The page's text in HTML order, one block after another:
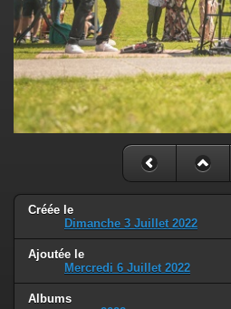
Créée le
Dimanche 3 Juillet 2022
Ajoutée le
Mercredi 6 Juillet 2022
Albums